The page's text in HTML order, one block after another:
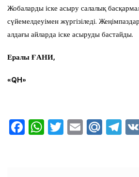
Жобаларды іске асыру салалық
сүйемелдеуімен жүргізіледі.
алдағы айларда іске асыруды бастайды.
Ералы ҒАНИ,
«QH»
F W T E M T